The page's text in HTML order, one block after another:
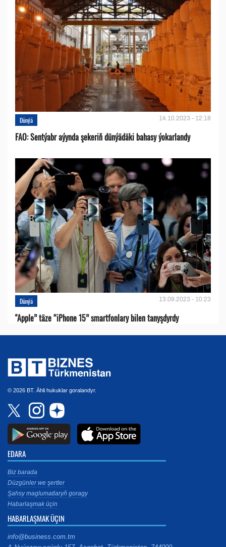
Dünýä 14.10.2023 - 12:18
FAO: Sentýabr aýynda şekeriň dünýädäki bahasy ýokarlandy
Dünýä 13.09.2023 - 10:23
"Apple” täze “iPhone 15” smartfonlary bilen tanyşdyrdy
© 2026 BT. Ähli hukuklar goralandyr.
EDARA
Biz barada
Düzgünler we şertler
Şahsy maglumatlaryň goragy
Habarlaşmak üçin
HABARLAŞMAK ÜÇIN
info@business.com.tm